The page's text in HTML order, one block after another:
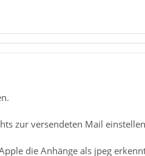
zur versendeten Mail
die Anhänge als jpeg